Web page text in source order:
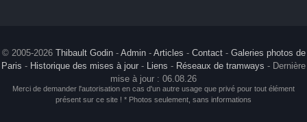
© 2005-2026 Thibault Godin- Admin- Articles - Contact- Galeries photos de
Paris - Historique des mises à jour - Liens - Réseaux de tramways - Dernière
mise à jour : 06.08.26
Merci de demander l'autorisation en cas d'un autre usage que privé pour tout élément
présent sur ce site ! * Photos seulement, sans informations